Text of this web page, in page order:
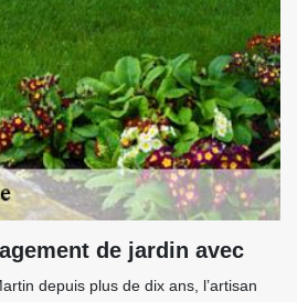
de jardin avec
depuis plus de dix ans, l’artisan